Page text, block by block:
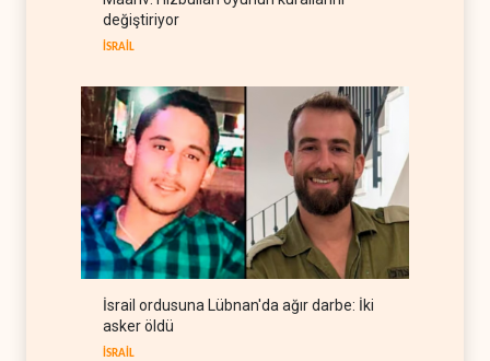
denetimi İran'da olacak
değiştiriyor
İSRAİL
İsrail ordusuna Lübnan'da ağır darbe: İki
asker öldü
İSRAİL